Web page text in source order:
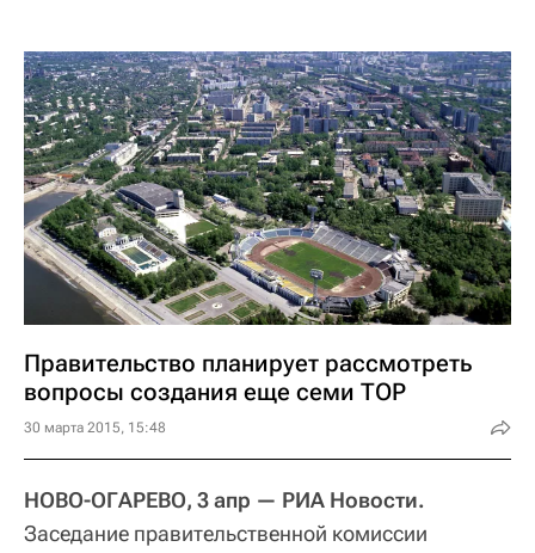
Правительство планирует рассмотреть
вопросы создания еще семи ТОР
30 марта 2015, 15:48
НОВО-ОГАРЕВО, 3 апр — РИА Новости.
Заседание правительственной комиссии